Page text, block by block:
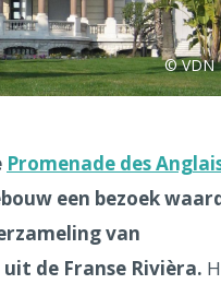
© VDN
Promenade des
een bezoek
van
de Franse Rivièra.